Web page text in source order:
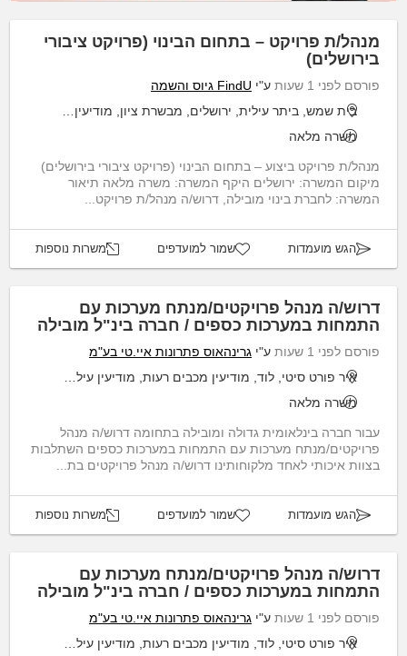
מנהל/ת פרויקט – בתחום הבינוי (פרויקט ציבורי
בירושלים)
פורסם לפני 1 שעות ע"י FindU גיוס והשמה
בית שמש, ביתר עילית, ירושלים, מבשרת ציון, מודיעין מכבים רעות
משרה מלאה
מנהל/ת פרויקט ביצוע – בתחום הבינוי (פרויקט ציבורי בירושלים)
מיקום המשרה: ירושלים היקף המשרה: משרה מלאה תיאור
המשרה: לחברת בינוי מובילה, דרוש/ה מנהל/ת פרויקט...
הגש מועמדות שמור למועדפים משרות נוספות
דרוש/ה מנהל פרויקטים/מנתח מערכות עם
התמחות במערכות כספים / חברה בינ"ל מובילה
פורסם לפני 1 שעות ע"י גרינהאוס פתרונות איי.טי בע"מ
איר פורט סיטי, לוד, מודיעין מכבים רעות, מודיעין עילית, שוהם
משרה מלאה
עבור חברה בינלאומית גדולה ומובילה בתחומה דרוש/ה מנהל
פרויקטים/מנתח מערכות עם התמחות במערכות כספים השתלבות
בצוות איכותי לאחד מלקוחותינו דרוש/ה מנהל פרויקטים בת...
הגש מועמדות שמור למועדפים משרות נוספות
דרוש/ה מנהל פרויקטים/מנתח מערכות עם
התמחות במערכות כספים / חברה בינ"ל מובילה
פורסם לפני 1 שעות ע"י גרינהאוס פתרונות איי.טי בע"מ
איר פורט סיטי, לוד, מודיעין מכבים רעות, מודיעין עילית, שוהם